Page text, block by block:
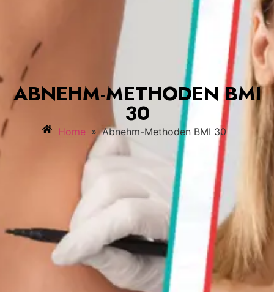
ABNEHM-METHODEN BMI
30
Home » Abnehm-Methoden BMI 30